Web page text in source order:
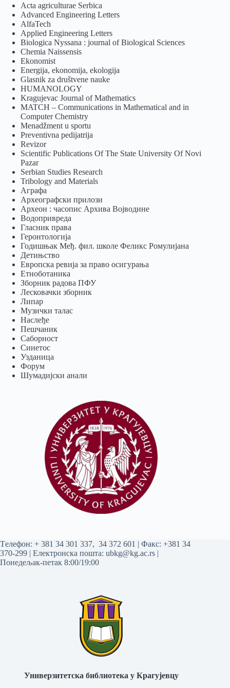
Acta agriculturae Serbica
Advanced Engineering Letters
AlfaTech
Applied Engineering Letters
Biologica Nyssana : journal of Biological Sciences
Chemia Naissensis
Ekonomist
Energija, ekonomija, ekologija
Glasnik za društvene nauke
HUMANOLOGY
Kragujevac Journal of Mathematics
MATCH – Communications in Mathematical and in
Computer Chemistry
Menadžment u sportu
Preventivna pedijatrija
Revizor
Scientific Publications Of The State University Of Novi
Pazar
Serbian Studies Research
Tribology and Materials
Аграфа
Археографски прилози
Археон : часопис Архива Војводине
Водопривреда
Гласник права
Геронтологија
Годишњак Међ. фил. школе Феликс Ромулијана
Детињство
Европска ревија за право осигурања
Eтноботаника
Зборник радова ПФУ
Лесковачки зборник
Липар
Музички талас
Наслеђе
Пешчаник
Саборност
Синетос
Узданица
Форум
Шумадијски анали
Tелефон: + 381 34 301 337, 34 372 601 | Факс: +381 34
370-299 | Електронска пошта: ubkg@kg.ac.rs |
Понедељак-петак 8:00/19:00
Универзитетска библиотека у Крагујевцу